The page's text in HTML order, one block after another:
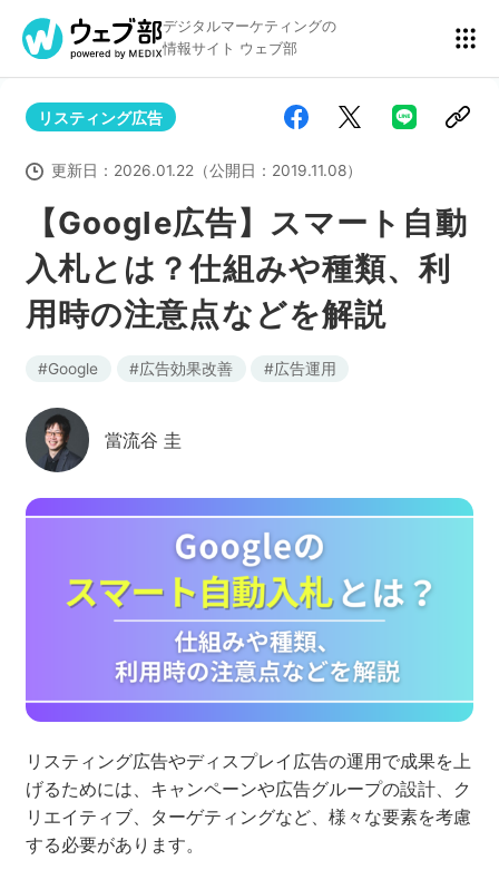
デジタルマーケティングの
情報サイト ウェブ部
リスティング広告 BtoBマーケティング
アクセス解析 ディスプレイ広告
アドテクノロジー 広告クリエイティブ
Webサイト構築
ネット市場調査データ フィード広告
SEO ホワイトペーパー
CRM KARTE
【Google広告】スマート自動
入札とは？仕組みや種類、利
用時の注意点などを解説
リスティング広告
更新日： 2026.01.22（公開日： 2019.11.08）
Google 広告効果改善 広告運用
當流谷 圭
リスティング広告やディスプレイ広告の運用で成果を上
げるためには、キャンペーンや広告グループの設計、ク
リエイティブ、ターゲティングなど、様々な要素を考慮
する必要があります。